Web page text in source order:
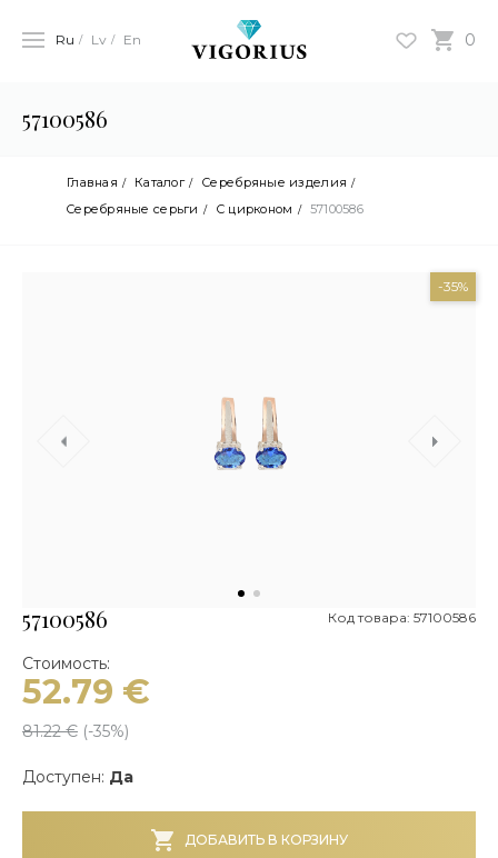
0
Ru Lv En
57100586
Главная Каталог
Серебряные изделия
Cеребряные серьги
С цирконом 57100586
-35%
57100586 Код товара: 57100586
Стоимость:
52.79 €
81.22€ (-35%)
Доступен: Да
ДОБАВИТЬ В КОРЗИНУ